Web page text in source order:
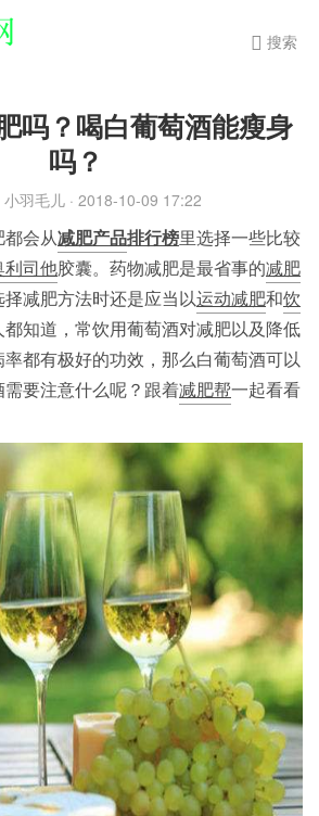
搜索
吗？喝白葡萄酒能瘦身
吗？
小羽毛儿 · 2018-10-09 17:22
会从减肥产品排行榜里选择一些比较
利司他胶囊。药物减肥是最省事的减肥
择减肥方法时还是应当以运动减肥和饮
知道，常饮用葡萄酒对减肥以及降低
都有极好的功效，那么白葡萄酒可以
要注意什么呢？跟着减肥帮一起看看